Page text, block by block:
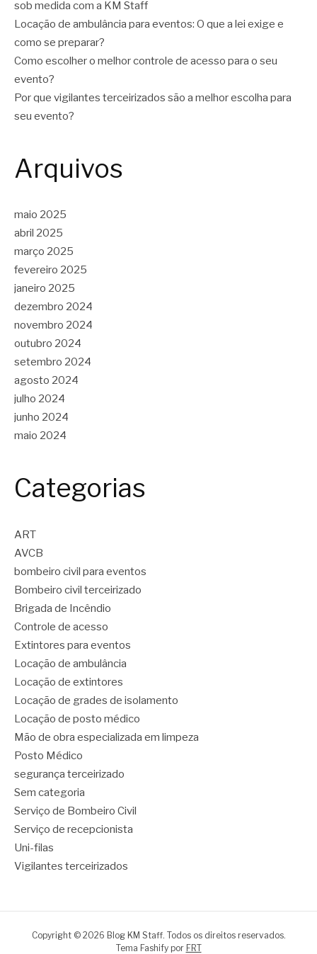
sob medida com a KM Staff
Locação de ambulância para eventos: O que a lei exige e
como se preparar?
Como escolher o melhor controle de acesso para o seu
evento?
Por que vigilantes terceirizados são a melhor escolha para
seu evento?
Arquivos
maio 2025
abril 2025
março 2025
fevereiro 2025
janeiro 2025
dezembro 2024
novembro 2024
outubro 2024
setembro 2024
agosto 2024
julho 2024
junho 2024
maio 2024
Categorias
ART
AVCB
bombeiro civil para eventos
Bombeiro civil terceirizado
Brigada de Incêndio
Controle de acesso
Extintores para eventos
Locação de ambulância
Locação de extintores
Locação de grades de isolamento
Locação de posto médico
Mão de obra especializada em limpeza
Posto Médico
segurança terceirizado
Sem categoria
Serviço de Bombeiro Civil
Serviço de recepcionista
Uni-filas
Vigilantes terceirizados
Copyright © 2026 Blog KM Staff. Todos os direitos reservados.
Tema Fashify por FRT